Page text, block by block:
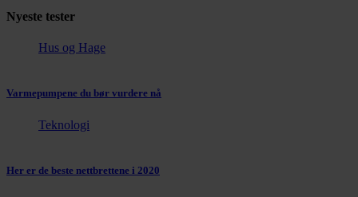
Nyeste tester
Hus og Hage
Varmepumpene du bør vurdere nå
Teknologi
Her er de beste nettbrettene i 2020